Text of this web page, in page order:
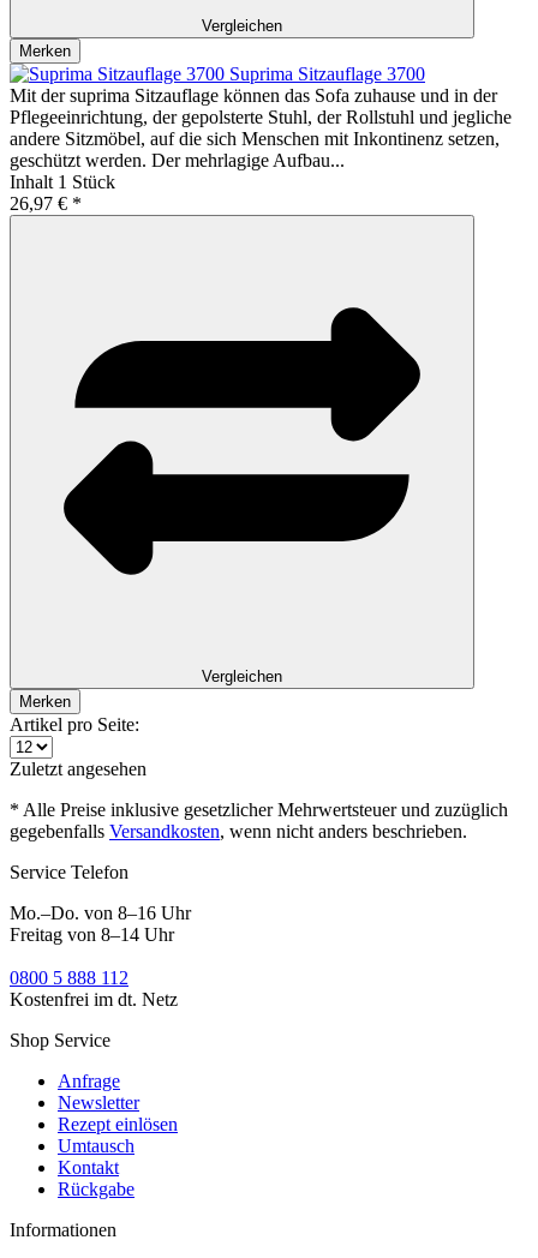
Vergleichen
Merken
Suprima Sitzauflage 3700
Mit der suprima Sitzauflage können das Sofa zuhause und in der
Pflegeeinrichtung, der gepolsterte Stuhl, der Rollstuhl und jegliche
andere Sitzmöbel, auf die sich Menschen mit Inkontinenz setzen,
geschützt werden. Der mehrlagige Aufbau...
Inhalt 1 Stück
26,97 € *
Vergleichen
Merken
Artikel pro Seite:
Zuletzt angesehen
* Alle Preise inklusive gesetzlicher Mehrwertsteuer und zuzüglich
gegebenfalls Versandkosten, wenn nicht anders beschrieben.
Service Telefon
Mo.–Do. von 8–16 Uhr
Freitag von 8–14 Uhr
0800 5 888 112
Kostenfrei im dt. Netz
Shop Service
Anfrage
Newsletter
Rezept einlösen
Umtausch
Kontakt
Rückgabe
Informationen